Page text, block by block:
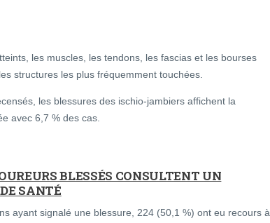
les muscles, les tendons, les fascias et les bourses
structures les plus fréquemment touchées.
les blessures des ischio-jambiers affichent la
avec 6,7 % des cas.
BLESSÉS CONSULTENT UN
SANTÉ
ayant signalé une blessure, 224 (50,1 %) ont eu recours à